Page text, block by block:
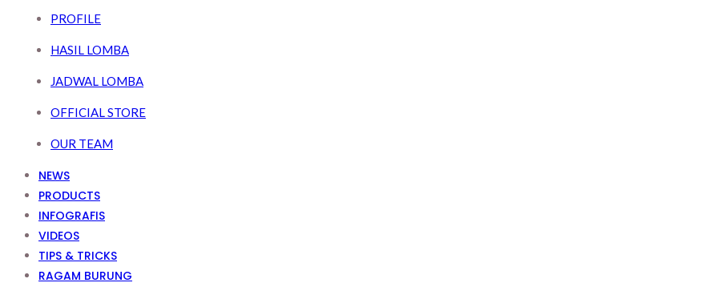
PROFILE
HASIL LOMBA
JADWAL LOMBA
OFFICIAL STORE
OUR TEAM
NEWS
PRODUCTS
INFOGRAFIS
VIDEOS
TIPS & TRICKS
RAGAM BURUNG